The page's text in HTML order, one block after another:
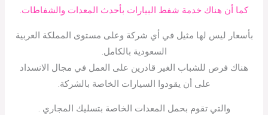
كما أن هناك خدمة شفط البيارات بأحدث المعدات والشفاطات.
بأسعار ليس لها مثيل في أي شركة وعلى مستوى المملكة العربية
السعودية بالكامل.
هناك فرص للشباب الغير قادرين على العمل في مجال الانسداد
على أن يقودوا السيارات الخاصة بالشركة.
والتي تقوم بحمل المعدات الخاصة بتسليك المجاري .